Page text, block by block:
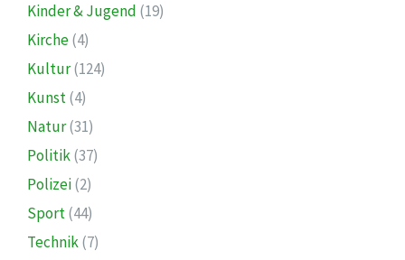
Kinder & Jugend (19)
Kirche(4)
Kultur(124)
Kunst(4)
Natur(31)
Politik(37)
Polizei(2)
Sport(44)
Technik(7)